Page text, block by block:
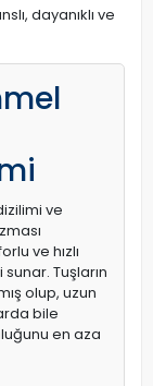
dayanıklı ve
ve
ve hızlı
Tuşların
olup, uzun
bile
en aza